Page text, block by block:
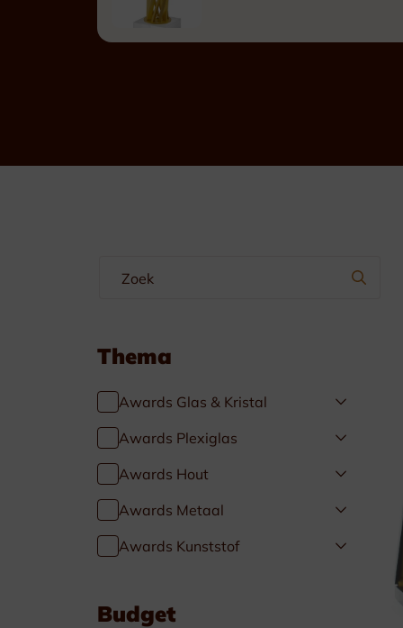
Promotieartikelen
Specials
Golf & Tennis
Thema
Awards Glas & Kristal
Awards Plexiglas
Awards Hout
Awards Metaal
Awards Kunststof
Budget